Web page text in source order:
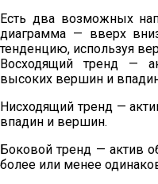
Есть два возможных
диаграмма — вверх
тенденцию, используя
Восходящий тренд —
высоких вершин и
Нисходящий тренд —
впадин и вершин.
Боковой тренд — актив
более или менее